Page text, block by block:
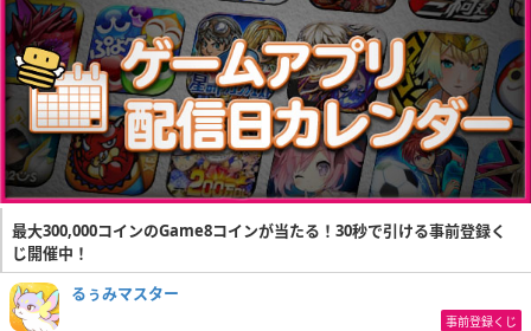
最大300,000コインのGame8コインが当たる！30秒で引ける事前登録く
じ開催中！
るぅみマスター
事前登録くじ